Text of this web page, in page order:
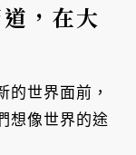
，在大
的世界面前，
想像世界的途